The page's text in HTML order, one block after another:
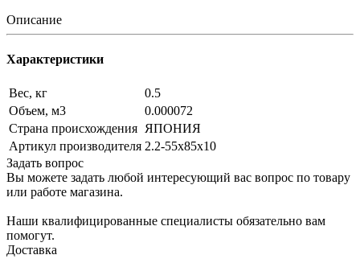
Описание
Характеристики
Вес, кг
0.5
Объем, м3
0.000072
Страна происхождения ЯПОНИЯ
Артикул производителя 2.2-55х85х10
Задать вопрос
Вы можете задать любой интересующий вас вопрос по товару
или работе магазина.
Наши квалифицированные специалисты обязательно вам
помогут.
Доставка